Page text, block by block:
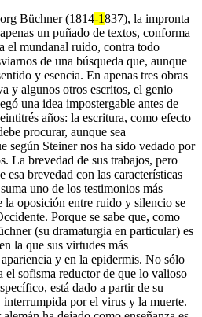
Büchner (1814-1837), la impronta
un puñado de textos, conforma
el mundanal ruido, contra todo
de una búsqueda que, aunque
y esencia. En apenas tres obras
y algunos otros escritos, el genio
una idea impostergable antes de
años: la escritura, como efecto
procurar, aunque sea
según Steiner nos ha sido vedado por
La brevedad de sus trabajos, pero
brevedad con las características
uno de los testimonios más
la oposición entre ruido y silencio se
Porque se sabe que, como
(su dramaturgia en particular) es
la que sus virtudes más
y en la epidermis. No sólo
sofisma reductor de que lo valioso
está dado a partir de su
por el virus y la muerte.